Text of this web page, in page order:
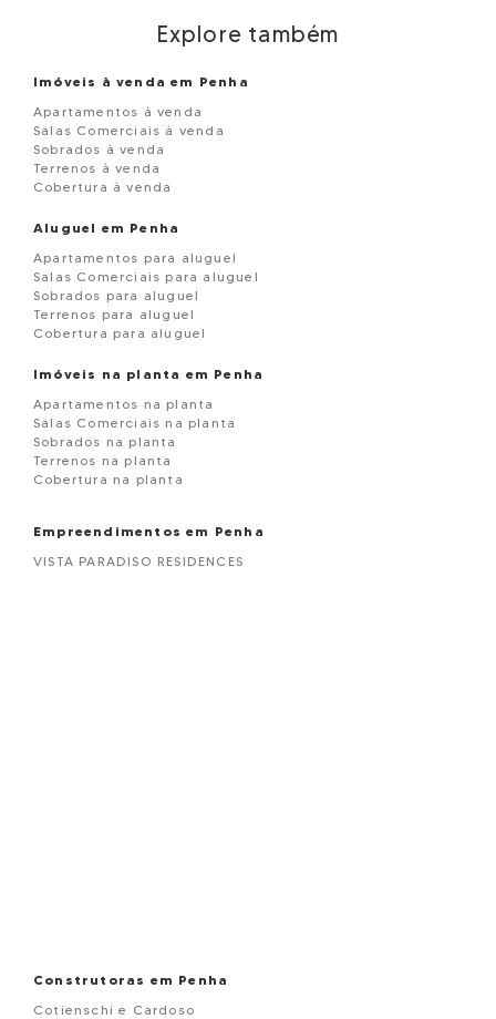
Explore também
Imóveis à venda em Penha
Apartamentos à venda
Salas Comerciais à venda
Sobrados à venda
Terrenos à venda
Cobertura à venda
Aluguel em Penha
Apartamentos para aluguel
Salas Comerciais para aluguel
Sobrados para aluguel
Terrenos para aluguel
Cobertura para aluguel
Imóveis na planta em Penha
Apartamentos na planta
Salas Comerciais na planta
Sobrados na planta
Terrenos na planta
Cobertura na planta
Empreendimentos em Penha
VISTA PARADISO RESIDENCES
Construtoras em Penha
Cotienschi e Cardoso